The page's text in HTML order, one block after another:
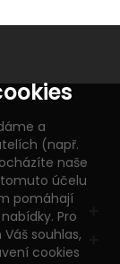
a
(např.
naše
tomuto účelu
pomáhají
Pro
souhlas,
cookies